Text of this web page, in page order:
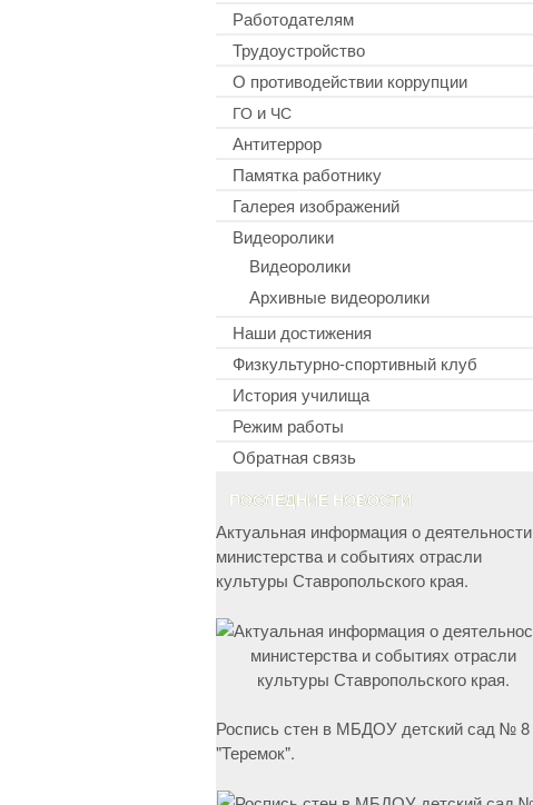
Работодателям
Трудоустройство
О противодействии коррупции
ГО и ЧС
Антитеррор
Памятка работнику
Галерея изображений
Видеоролики
Видеоролики
Архивные видеоролики
Наши достижения
Физкультурно-спортивный клуб
История училища
Режим работы
Обратная связь
ПОСЛЕДНИЕ НОВОСТИ
Актуальная информация о деятельности
министерства и событиях отрасли
культуры Ставропольского края.
Роспись стен в МБДОУ детский сад № 8
"Теремок".